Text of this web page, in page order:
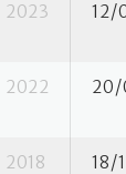
2023 12/
2022 20/
2018 18/